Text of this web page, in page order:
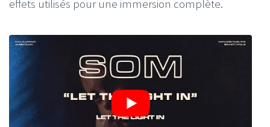
effets utilisés pour une immersion complète.